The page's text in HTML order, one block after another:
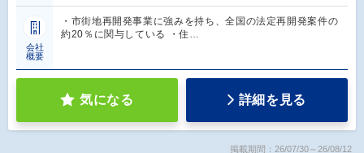
会社
概要
・市街地再開発事業に強みを持ち、全国の法定再開発案件の
約20％に関与している ・住…
気になる 詳細を見る
掲載期間：26/07/30～26/08/12